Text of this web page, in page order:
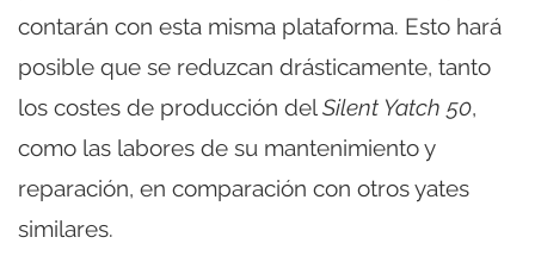
contarán con esta misma plataforma. Esto hará
posible que se reduzcan drásticamente, tanto
los costes de producción delSilent Yatch 50,
como las labores de su mantenimiento y
reparación, en comparación con otros yates
similares.